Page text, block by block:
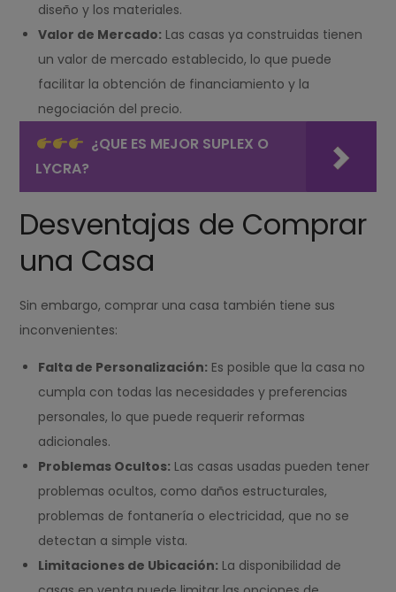
diseño y los materiales.
Valor de Mercado: Las casas ya construidas tienen
un valor de mercado establecido, lo que puede
facilitar la obtención de financiamiento y la
negociación del precio.
¿QUE ES MEJOR SUPLEX O
LYCRA?
Desventajas de Comprar
una Casa
Sin embargo, comprar una casa también tiene sus
inconvenientes:
Falta de Personalización: Es posible que la casa no
cumpla con todas las necesidades y preferencias
personales, lo que puede requerir reformas
adicionales.
Problemas Ocultos: Las casas usadas pueden tener
problemas ocultos, como daños estructurales,
problemas de fontanería o electricidad, que no se
detectan a simple vista.
Limitaciones de Ubicación: La disponibilidad de